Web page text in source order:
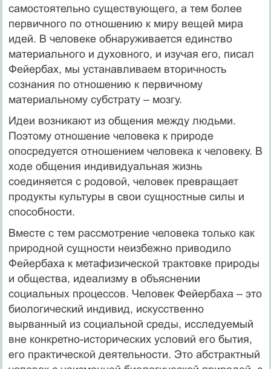
самостоятельно существующего, а тем более
первичного по отношению к миру вещей мира
идей. В человеке обнаруживается единство
материального и духовного, и изучая его, писал
Фейербах, мы устанавливаем вторичность
сознания по отношению к первичному
материальному субстрату – мозгу.
Идеи возникают из общения между людьми.
Поэтому отношение человека к природе
опосредуется отношением человека к человеку. В
ходе общения индивидуальная жизнь
соединяется с родовой, человек превращает
продукты культуры в свои сущностные силы и
способности.
Вместе с тем рассмотрение человека только как
природной сущности неизбежно приводило
Фейербаха к метафизической трактовке природы
и общества, идеализму в объяснении
социальных процессов. Человек Фейербаха – это
биологический индивид, искусственно
вырванный из социальной среды, исследуемый
вне конкретно-исторических условий его бытия,
его практической деятельности. Это абстрактный